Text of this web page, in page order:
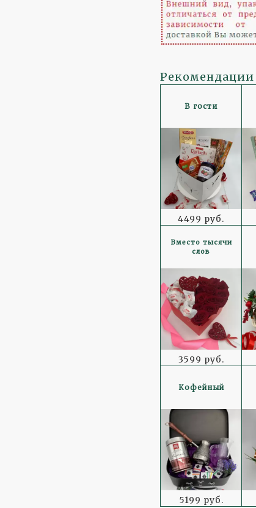
Рекомендации
В гости
4499 руб.
Вместо тысячи
слов
3599 руб.
Кофейный
5199 руб.